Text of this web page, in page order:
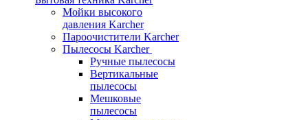
Мойки высокого
давления Karcher
Пароочистители Karcher
Пылесосы Karcher
Ручные пылесосы
Вертикальные
пылесосы
Мешковые
пылесосы